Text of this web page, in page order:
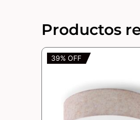
Productos
39% OFF